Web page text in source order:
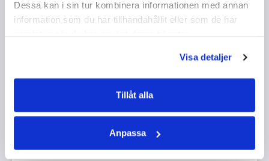
Dessa kan i sin tur kombinera informationen med annan
information som du har tillhandahållit eller som de har
Visa detaljer
Tillåt alla
Anpassa
för andra människors ställningstaganden och
får kunskap om gruppens betydelse för att nå
CA 80 MIN
Fortsätt arbetet i din